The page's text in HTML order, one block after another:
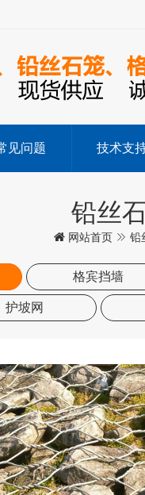
见问题 技术支
铅丝
网站首页 铅
格宾挡墙
护坡网